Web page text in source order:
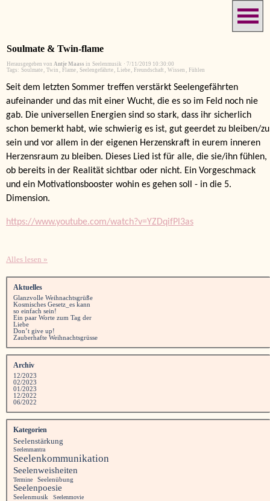
Soulmate & Twin-flame
Herausgegeben von Antje Maass in Seelenmusik · 7/11/2019 10:30:00
Tags: Soulmate, Twin , Flame, Seelengefährte, Liebe, Freundschaft , Wissen , Fühlen
Seit dem letzten Sommer treffen verstärkt Seelengefährten
aufeinander und das mit einer Wucht, die es so im Feld noch nie
gab. Die universellen Energien sind so stark, dass ihr sicherlich
schon bemerkt habt, wie schwierig es ist, gut geerdet zu bleiben/zu
sein und vor allem in der eigenen Herzenskraft in eurem inneren
Herzensraum zu bleiben. Dieses Lied ist für alle, die sie/ihn fühlen,
ob bereits in der Realität sichtbar oder nicht. Ein Vorgeschmack
und ein Motivationsbooster wohin es gehen soll - in die 5.
Dimension.
https://www.youtube.com/watch?v=YZDqifPl3as
Alles lesen »
Aktuelles
Glanzvolle Weihnachtsgrüße
Kosmisches Gesetz_es kann
so einfach sein!
Ein paar Worte zum Tag der
Liebe
Don’t give up!
Zauberhafte Weihnachtsgrüsse
Archiv
12/2023
02/2023
01/2023
12/2022
06/2022
Kategorien
Seelenstärkung
Seelenmantra
Seelenkommunikation
Seelenweisheiten
Termine Seelenübung
Seelenpoesie
Seelenmusik Seelenmovie